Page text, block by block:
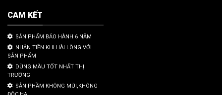
CAM KẾT
SẢN PHẨM BẢO HÀNH 6 NĂM
NHẬN TIỀN KHI HÀI LÒNG VỚI
SẢN PHẨM
DÙNG MÀU TỐT NHẤT THỊ
TRƯỜNG
SẢN PHẦM KHÔNG MÙI,KHÔNG